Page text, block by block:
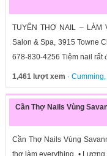
TUYỂN THỢ NAIL – LÀM
Salon & Spa, 3915 Towne
678-830-4256 Tiệm nail rất
1,461 lượt xem · Cumming,
Cần Thợ Nails Vùng
Cần Thợ Nails Vùng
thợ làm everything. •